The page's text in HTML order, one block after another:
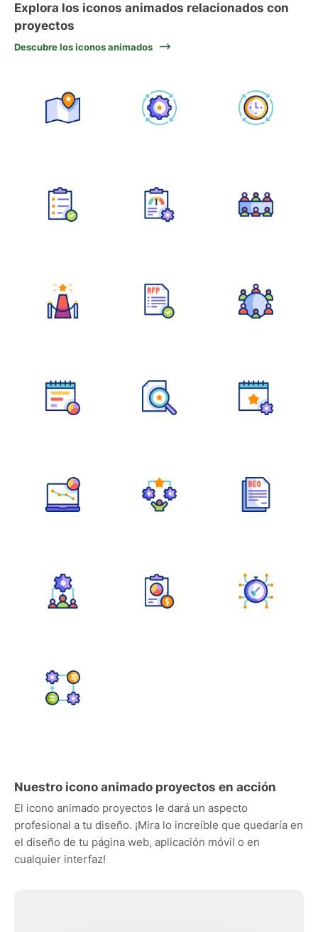
Explora los iconos animados relacionados con
proyectos
Descubre los iconos animados
Nuestro icono animado proyectos en acción
El icono animado proyectos le dará un aspecto
profesional a tu diseño. ¡Mira lo increíble que quedaría en
el diseño de tu página web, aplicación móvil o en
cualquier interfaz!